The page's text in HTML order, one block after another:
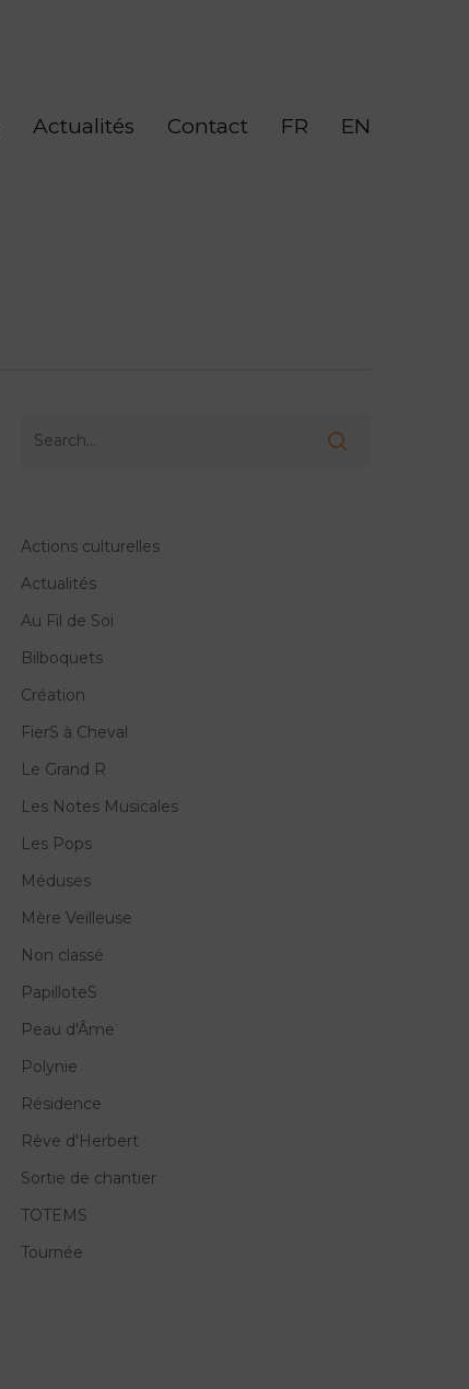
Actualités Contact FR EN
Actions culturelles
Actualités
Au Fil de Soi
Bilboquets
Création
FierS à Cheval
Le Grand R
Les Notes Musicales
Les Pops
Méduses
Mère Veilleuse
Non classé
PapilloteS
Peau d'Âme
Polynie
Résidence
Rêve d'Herbert
Sortie de chantier
TOTEMS
Tournée